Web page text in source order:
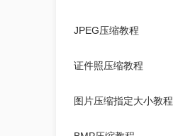
JPEG压缩教程
证件照压缩教程
图片压缩指定大小教程